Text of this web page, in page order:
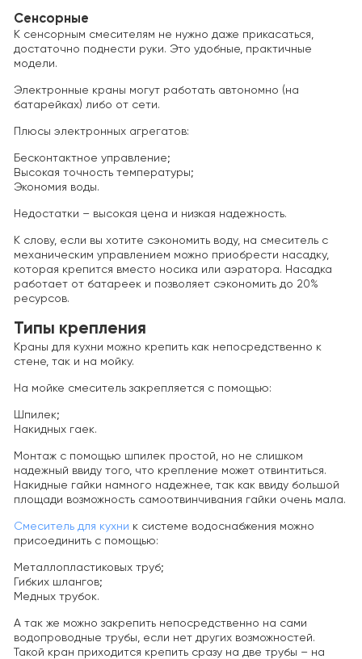
Сенсорные
К сенсорным смесителям не нужно даже прикасаться,
достаточно поднести руки. Это удобные, практичные
модели.
Электронные краны могут работать автономно (на
батарейках) либо от сети.
Плюсы электронных агрегатов:
Бесконтактное управление;
Высокая точность температуры;
Экономия воды.
Недостатки – высокая цена и низкая надежность.
К слову, если вы хотите сэкономить воду, на смеситель с
механическим управлением можно приобрести насадку,
которая крепится вместо носика или аэратора. Насадка
работает от батареек и позволяет сэкономить до 20%
ресурсов.
Типы крепления
Краны для кухни можно крепить как непосредственно к
стене, так и на мойку.
На мойке смеситель закрепляется с помощью:
Шпилек;
Накидных гаек.
Монтаж с помощью шпилек простой, но не слишком
надежный ввиду того, что крепление может отвинтиться.
Накидные гайки намного надежнее, так как ввиду большой
площади возможность самоотвинчивания гайки очень мала.
Смеситель для кухни к системе водоснабжения можно
присоединить с помощью:
Металлопластиковых труб;
Гибких шлангов;
Медных трубок.
А так же можно закрепить непосредственно на сами
водопроводные трубы, если нет других возможностей.
Такой кран приходится крепить сразу на две трубы – на